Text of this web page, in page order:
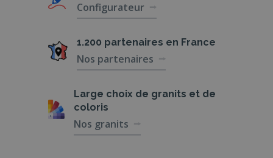
Configurateur
1.200 partenaires en France
Nos partenaires
Large choix de granits et de
coloris
Nos granits